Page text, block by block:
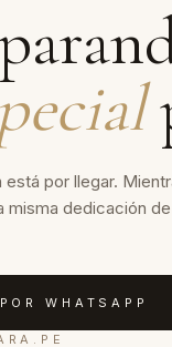
por llegar.
dedicación
WHATSAPP